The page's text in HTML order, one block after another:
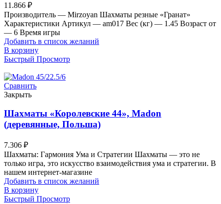
11.866 ₽
Производитель — Mirzoyan Шахматы резные «Гранат»
Характеристики Артикул — am017 Вес (кг) — 1.45 Возраст от
— 6 Время игры
Добавить в список желаний
В корзину
Быстрый Просмотр
Сравнить
Закрыть
Шахматы «Королевские 44», Madon
(деревянные, Польша)
7.306 ₽
Шахматы: Гармония Ума и Стратегии Шахматы — это не
только игра, это искусство взаимодействия ума и стратегии. В
нашем интернет-магазине
Добавить в список желаний
В корзину
Быстрый Просмотр